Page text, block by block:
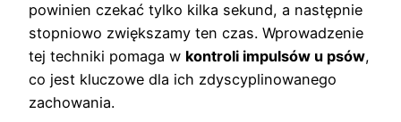
powinien czekać tylko kilka sekund, a następnie
stopniowo zwiększamy ten czas. Wprowadzenie
tej techniki pomaga w kontroli impulsów u psów,
co jest kluczowe dla ich zdyscyplinowanego
zachowania.